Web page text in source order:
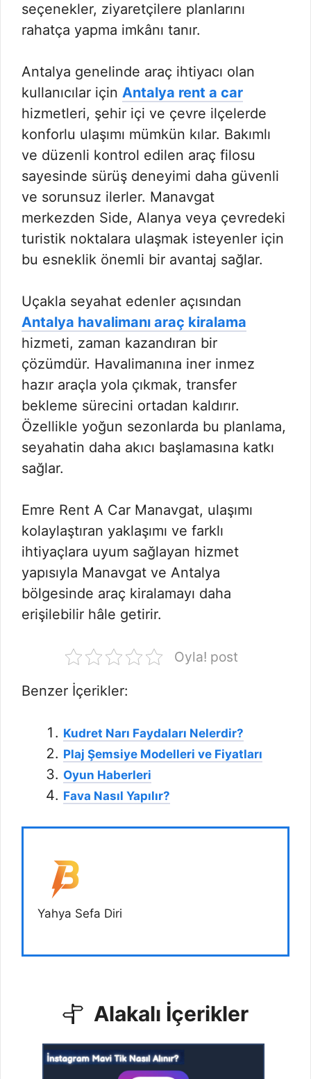
seçenekler, ziyaretçilere planlarını
rahatça yapma imkânı tanır.
Antalya genelinde araç ihtiyacı olan
kullanıcılar için Antalya rent a car
hizmetleri, şehir içi ve çevre ilçelerde
konforlu ulaşımı mümkün kılar. Bakımlı
ve düzenli kontrol edilen araç filosu
sayesinde sürüş deneyimi daha güvenli
ve sorunsuz ilerler. Manavgat
merkezden Side, Alanya veya çevredeki
turistik noktalara ulaşmak isteyenler için
bu esneklik önemli bir avantaj sağlar.
Uçakla seyahat edenler açısından
Antalya havalimanı araç kiralama
hizmeti, zaman kazandıran bir
çözümdür. Havalimanına iner inmez
hazır araçla yola çıkmak, transfer
bekleme sürecini ortadan kaldırır.
Özellikle yoğun sezonlarda bu planlama,
seyahatin daha akıcı başlamasına katkı
sağlar.
Emre Rent A Car Manavgat, ulaşımı
kolaylaştıran yaklaşımı ve farklı
ihtiyaçlara uyum sağlayan hizmet
yapısıyla Manavgat ve Antalya
bölgesinde araç kiralamayı daha
erişilebilir hâle getirir.
Oyla! post
Benzer İçerikler:
Kudret Narı Faydaları Nelerdir?
Plaj Şemsiye Modelleri ve Fiyatları
Oyun Haberleri
Fava Nasıl Yapılır?
Yahya Sefa Diri
Alakalı İçerikler